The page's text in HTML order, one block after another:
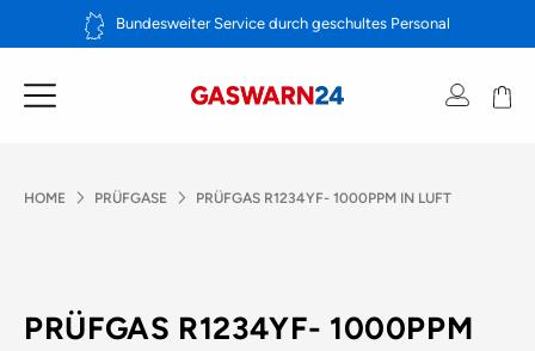
Inhalt
Bundesweiter Service durch geschultes Personal
HOME PRÜFGASE PRÜFGAS R1234YF- 1000PPM IN LUFT
PRÜFGAS R1234YF- 1000PPM